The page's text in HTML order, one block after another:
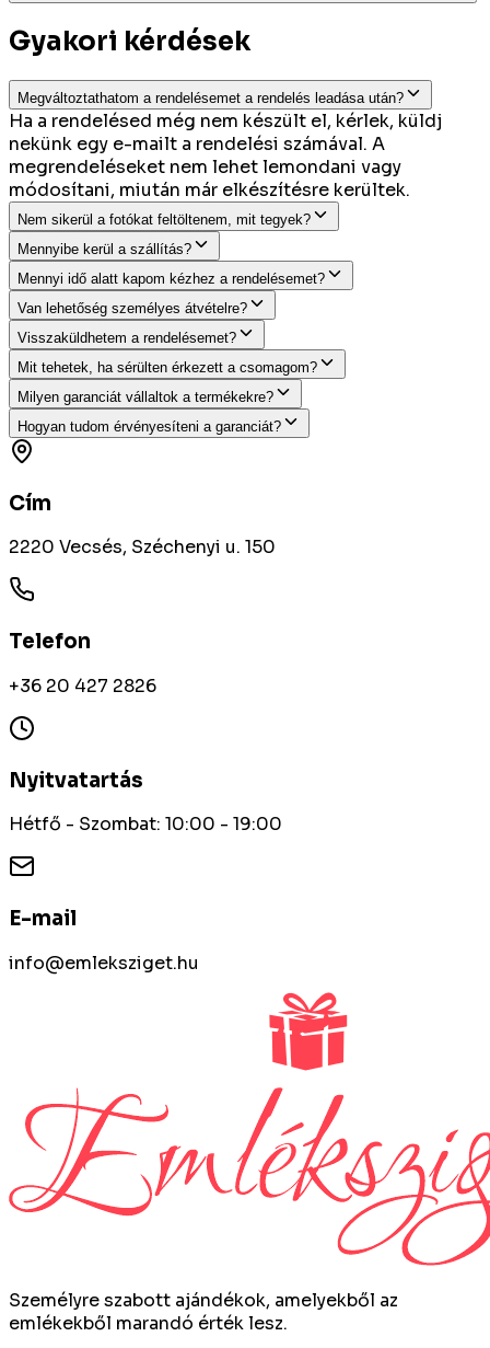
Gyakori kérdések
Megváltoztathatom a rendelésemet a rendelés leadása után?
Ha a rendelésed még nem készült el, kérlek, küldj
nekünk egy e-mailt a rendelési számával. A
megrendeléseket nem lehet lemondani vagy
módosítani, miután már elkészítésre kerültek.
Nem sikerül a fotókat feltöltenem, mit tegyek?
Mennyibe kerül a szállítás?
Mennyi idő alatt kapom kézhez a rendelésemet?
Van lehetőség személyes átvételre?
Visszaküldhetem a rendelésemet?
Mit tehetek, ha sérülten érkezett a csomagom?
Milyen garanciát vállaltok a termékekre?
Hogyan tudom érvényesíteni a garanciát?
Cím
2220 Vecsés, Széchenyi u. 150
Telefon
+36 20 427 2826
Nyitvatartás
Hétfő - Szombat: 10:00 - 19:00
E-mail
info@emleksziget.hu
Személyre szabott ajándékok, amelyekből az
emlékekből marandó érték lesz.